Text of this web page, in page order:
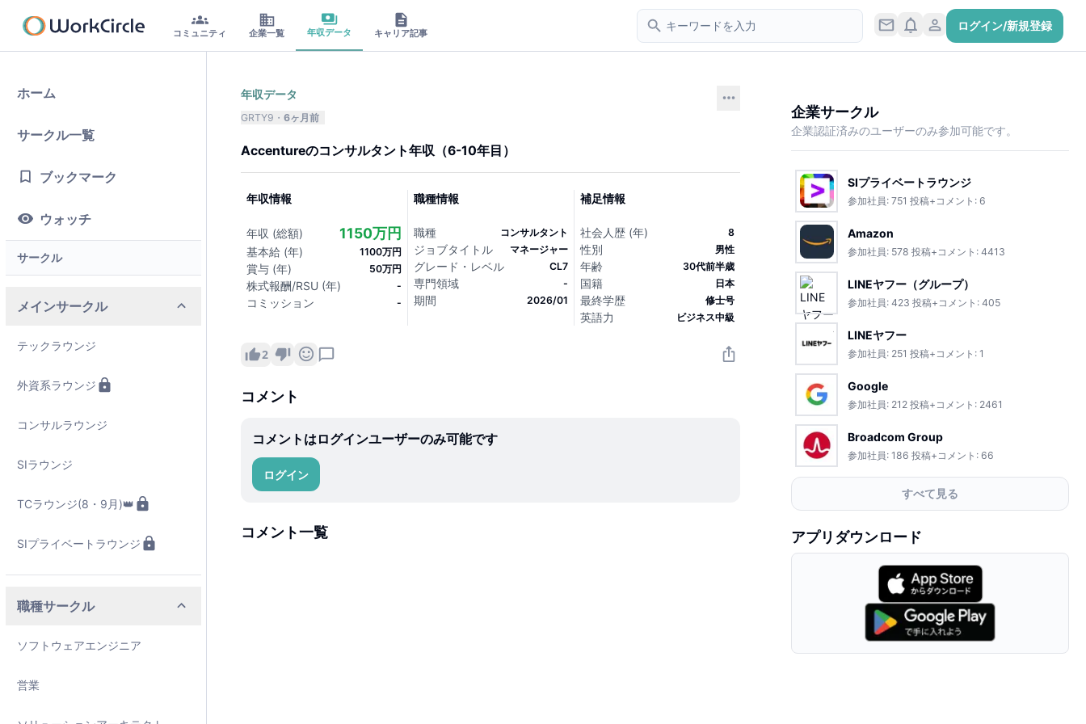
コミュニティ 企業一覧 年収データ キャリア記事
ログイン/新規登録
ホーム
サークル一覧
ブックマーク
ウォッチ
サークル
メインサークル
テックラウンジ
外資系ラウンジ
コンサルラウンジ
SIラウンジ
TCラウンジ(8・9月)👑
SIプライベートラウンジ
職種サークル
ソフトウェアエンジニア
営業
年収データ
GRTY9 6ヶ月前
Accentureのコンサルタント年収 （6-10年目）
年収情報
年収 (総額) 1150万円
基本給 (年) 1100万円
賞与 (年) 50万円
株式報酬/RSU (年) -
コミッション -
職種情報
職種 コンサルタント
ジョブタイトル マネージャー
グレード・レベル CL7
専門領域 -
期間 2026/01
補足情報
社会人歴 (年) 8
性別 男性
年齢 30代前半歳
国籍 日本
最終学歴 修士号
英語力 ビジネス中級
2
コメント
コメントはログインユーザーのみ可能です
ログイン
コメント一覧
企業サークル
企業認証済みのユーザーのみ参加可能です。
SIプライベートラウンジ
参加社員: 751 投稿+コメント: 6
Amazon
参加社員: 578 投稿+コメント: 4413
LINEヤフー（グループ）
参加社員: 423 投稿+コメント: 405
LINEヤフー
参加社員: 251 投稿+コメント: 1
Google
参加社員: 212 投稿+コメント: 2461
Broadcom Group
参加社員: 186 投稿+コメント: 66
すべて見る
アプリダウンロード